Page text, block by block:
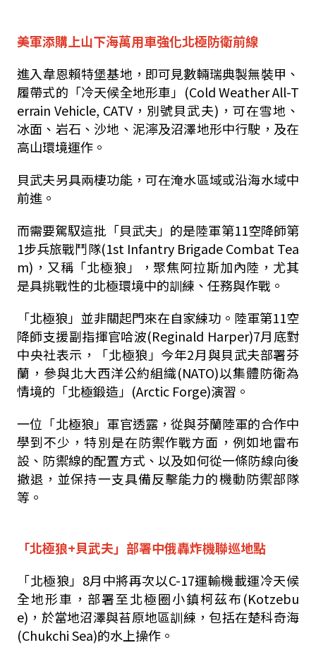
美軍添購上山下海萬用車強化北極防衛前線
進入韋恩賴特堡基地，即可見數輛瑞典製無裝甲、
履帶式的「冷天候全地形車」(Cold Weather All-T
errain Vehicle, CATV，別號貝武夫)，可在雪地、
冰面、岩石、沙地、泥濘及沼澤地形中行駛，及在
高山環境運作。
貝武夫另具兩棲功能，可在淹水區域或沿海水域中
前進。
而需要駕馭這批「貝武夫」的是陸軍第11空降師第
1步兵旅戰鬥隊(1st Infantry Brigade Combat Tea
m)，又稱「北極狼」，聚焦阿拉斯加內陸，尤其
是具挑戰性的北極環境中的訓練、任務與作戰。
「北極狼」並非關起門來在自家練功。陸軍第11空
降師支援副指揮官哈波(Reginald Harper)7月底對
中央社表示，「北極狼」今年2月與貝武夫部署芬
蘭，參與北大西洋公約組織(NATO)以集體防衛為
情境的「北極鍛造」(Arctic Forge)演習。
一位「北極狼」軍官透露，從與芬蘭陸軍的合作中
學到不少，特別是在防禦作戰方面，例如地雷布
設、防禦線的配置方式、以及如何從一條防線向後
撤退，並保持一支具備反擊能力的機動防禦部隊
等。
「北極狼+貝武夫」部署中俄轟炸機聯巡地點
「北極狼」8月中將再次以C-17運輸機載運冷天候
全地形車，部署至北極圈小鎮柯茲布(Kotzebu
e)，於當地沼澤與苔原地區訓練，包括在楚科奇海
(Chukchi Sea)的水上操作。